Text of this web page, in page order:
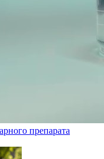
препарата